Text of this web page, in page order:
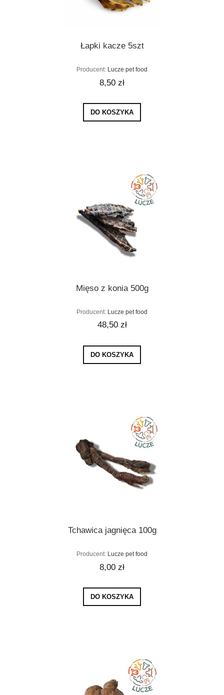
Łapki kacze 5szt
Producent: Lucze pet food
8,50 zł
DO KOSZYKA
Mięso z konia 500g
Producent: Lucze pet food
48,50 zł
DO KOSZYKA
Tchawica jagnięca 100g
Producent: Lucze pet food
8,00 zł
DO KOSZYKA